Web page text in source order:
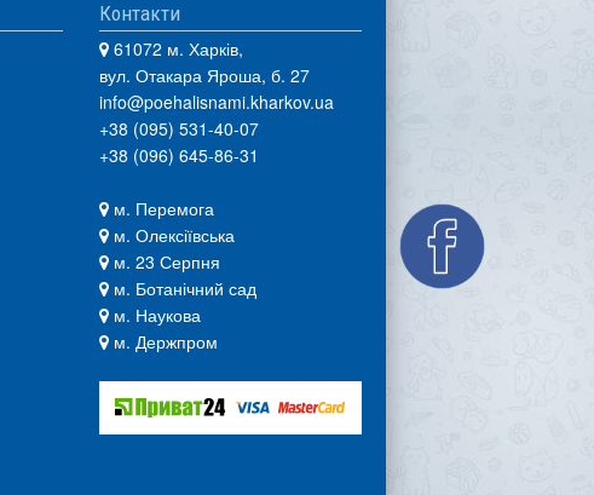
Контакти
61072 м. Харків,
вул. Отакара Яроша, б. 27
info@poehalisnami.kharkov.ua
+38 (095) 531-40-07
+38 (096) 645-86-31
м. Перемога
м. Олексіївська
м. 23 Серпня
м. Ботанічний сад
м. Наукова
м. Держпром